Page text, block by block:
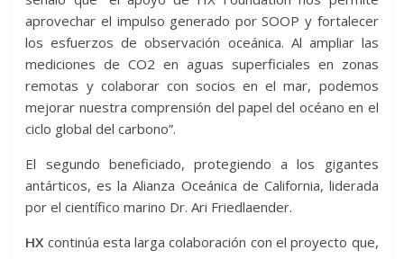
aprovechar el impulso generado por SOOP y fortalecer
los esfuerzos de observación oceánica. Al ampliar las
mediciones de CO2 en aguas superficiales en zonas
remotas y colaborar con socios en el mar, podemos
mejorar nuestra comprensión del papel del océano en el
ciclo global del carbono”.
El segundo beneficiado, protegiendo a los gigantes
antárticos, es la Alianza Oceánica de California, liderada
por el científico marino Dr. Ari Friedlaender.
HX continúa esta larga colaboración con el proyecto que,